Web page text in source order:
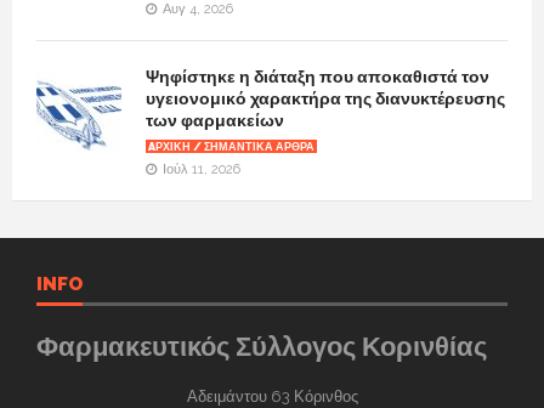
Αυγ 4, 2026
Ψηφίστηκε η διάταξη που αποκαθιστά τον
υγειονομικό χαρακτήρα της διανυκτέρευσης
των φαρμακείων
AΡΧΙΚΉ / ΣΗΜΑΝΤΙΚΆ ΆΡΘΡΑ
Ιούλ 11, 2026
INFO
Φαρμακευτικός Σύλλογος Κορινθίας
Αδειμάντου 63 Κόρινθος